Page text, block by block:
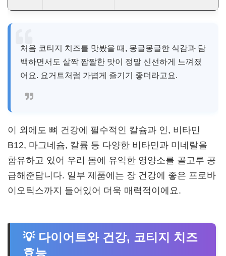
처음 코티지 치즈를 맛봤을 때, 몽글몽글한 식감과 담
백하면서도 살짝 짭짤한 맛이 정말 신선하게 느껴졌
어요. 요거트처럼 가볍게 즐기기 좋더라고요.
이 외에도 뼈 건강에 필수적인 칼슘과 인, 비타민
B12, 마그네슘, 칼륨 등 다양한 비타민과 미네랄을
함유하고 있어 우리 몸에 유익한 영양소를 골고루 공
급해준답니다. 일부 제품에는 장 건강에 좋은 프로바
이오틱스까지 들어있어 더욱 매력적이에요.
💡 다이어트와 건강, 코티지 치즈
효능